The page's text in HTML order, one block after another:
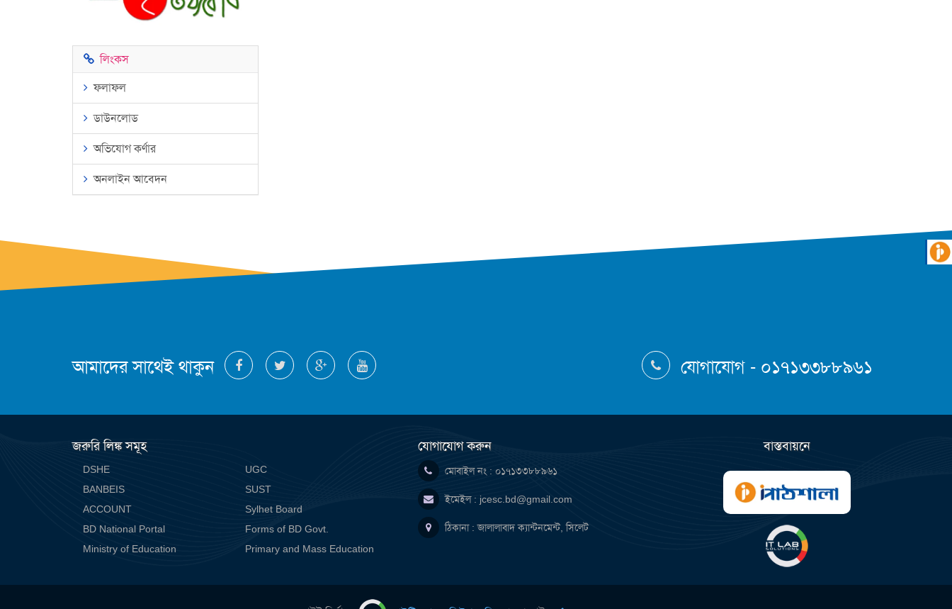
লিংকস
ফলাফল
ডাউনলোড
অভিযোগ কর্ণার
অনলাইন আবেদন
আমাদের সাথেই থাকুন যোগাযোগ - ০১৭১৩৩৮৮৯৬১
জরুরি লিঙ্ক সমূহ
DSHE
BANBEIS
ACCOUNT
BD National Portal
Ministry of Education
UGC
SUST
Sylhet Board
Forms of BD Govt.
Primary and Mass Education
যোগাযোগ করুন
মোবাইল নং : ০১৭১৩৩৮৮৯৬১
ইমেইল : jcesc.bd@gmail.com
ঠিকানা : জালালাবাদ ক্যান্টনমেন্ট, সিলেট
বাস্তবায়নে